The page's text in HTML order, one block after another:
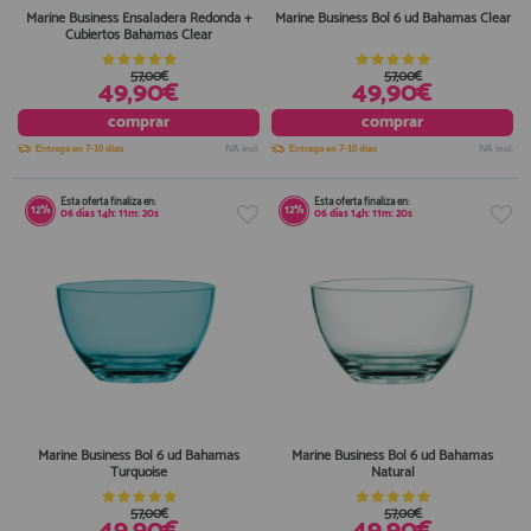
Marine Business Ensaladera Redonda +
Cubiertos Bahamas Clear
49,90€
57,00€
comprar
Entrega en 7-10 días IVA incl.
Marine Business Bol 6 ud Bahamas Clear
49,90€
57,00€
comprar
Entrega en 7-10 días IVA incl.
12% Esta oferta finaliza en:
06días14h:11m:20s
Marine Business Bol 6 ud Bahamas
Turquoise
57,00€
12% Esta oferta finaliza en:
06días14h:11m:20s
Marine Business Bol 6 ud Bahamas
Natural
57,00€